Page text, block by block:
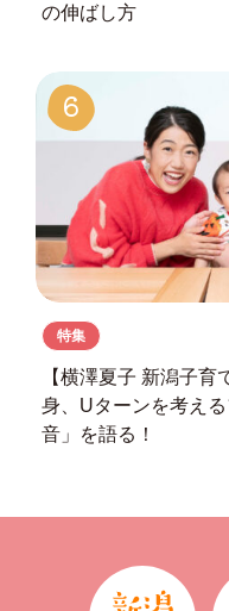
の伸ばし方
6
特集
【横澤夏子 新潟子育
身、Uターンを考え
音」を語る！